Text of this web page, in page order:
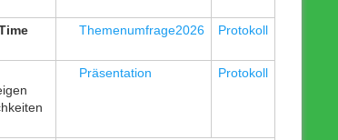
Themenumfrage2026 Protokoll
Präsentation Protokoll